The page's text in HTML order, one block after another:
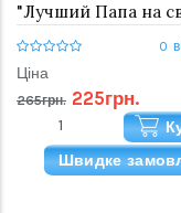
"Лучший Папа на
0
Ціна
265грн. 225грн.
Швидке